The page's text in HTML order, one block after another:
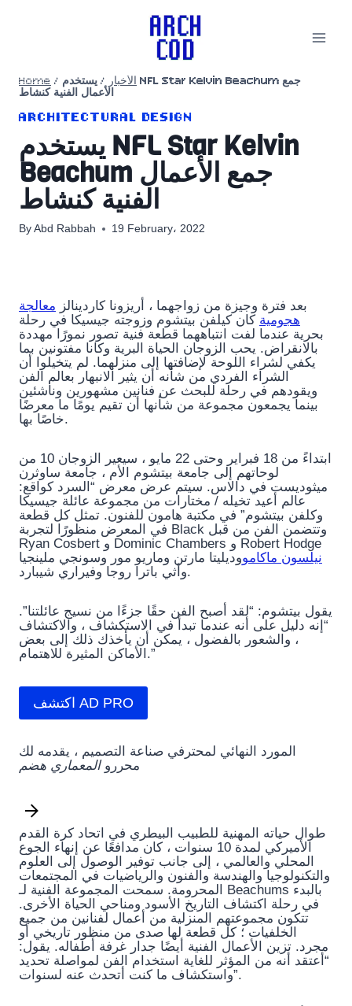
Home / الأخبار / يستخدم NFL Star Kelvin Beachum جمع
الأعمال الفنية كنشاط
ARCHITECTURAL DESIGN
يستخدم NFL Star Kelvin
Beachum جمع الأعمال
الفنية كنشاط
By Abd Rabbah 19 February، 2022
بعد فترة وجيزة من زواجهما ، أريزونا كاردينالز معالجة
هجومية كان كيلفن بيتشوم وزوجته جيسيكا في رحلة
بحرية عندما لفت انتباههما قطعة فنية تصور نمورًا مهددة
بالانقراض. يحب الزوجان الحياة البرية وكانا مفتونين بما
يكفي لشراء اللوحة لإضافتها إلى منزلهما. لم يتخيلوا أن
الشراء الفردي من شأنه أن يثير الانبهار بعالم الفن
ويقودهم في رحلة للبحث عن فنانين مشهورين وناشئين
بينما يجمعون مجموعة من شأنها أن تقيم يومًا ما معرضًا
خاصًا بها.
ابتداءً من 18 فبراير وحتى 22 مايو ، سيعير الزوجان 10 من
لوحاتهم إلى جامعة بيتشوم الأم ، جامعة ساوثرن
ميثوديست في دالاس. سيتم عرض معرض “السرد كواقع:
عالم أعيد تخيله / مختارات من مجموعة عائلة جيسيكا
وكلفن بيتشوم” في مكتبة هامون للفنون. تمثل كل قطعة
في المعرض منظورًا لتجربة Black وتتضمن الفن من قبل
Ryan Cosbert و Dominic Chambers و Robert Hodge
نيلسون ماكامووديليتا مارتن وماريو مور وسونجي ملينجيا
وأثي باترا روجا وفيراري شيبارد.
يقول بيتشوم: “لقد أصبح الفن حقًا جزءًا من نسيج عائلتنا”.
“إنه دليل على أنه عندما تبدأ في الاستكشاف ، والاكتشاف
، والشعور بالفضول ، يمكن أن يأخذك ذلك إلى بعض
الأماكن المثيرة للاهتمام.”
اكتشف AD PRO
المورد النهائي لمحترفي صناعة التصميم ، يقدمه لك
محرروالمعماري هضم
طوال حياته المهنية للطبيب البيطري في اتحاد كرة القدم
الأميركي لمدة 10 سنوات ، كان مدافعًا عن إنهاء الجوع
المحلي والعالمي ، إلى جانب توفير الوصول إلى العلوم
والتكنولوجيا والهندسة والفنون والرياضيات في المجتمعات
المحرومة. سمحت المجموعة الفنية لـ Beachums بالبدء
في رحلة اكتشاف التاريخ الأسود ومناحي الحياة الأخرى.
تتكون مجموعتهم المنزلية من أعمال لفنانين من جميع
الخلفيات ؛ كل قطعة لها صدى من منظور تاريخي أو
مجرد. تزين الأعمال الفنية أيضًا جدار غرفة أطفاله. يقول:
“أعتقد أنه من المؤثر للغاية استخدام الفن لمواصلة تحديد
واستكشاف ما كنت أتحدث عنه لسنوات”.